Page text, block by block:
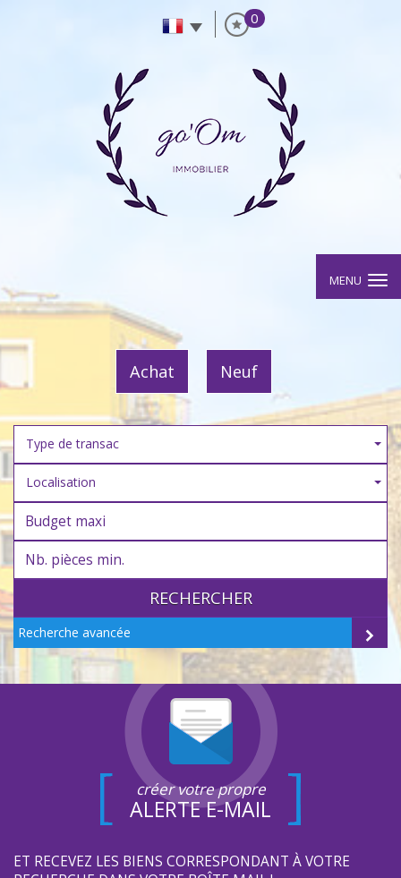
0
MENU
Achat Neuf
Type de transac
Localisation
RECHERCHER
Recherche avancée
créer votre propre
ALERTE E-MAIL
ET RECEVEZ LES BIENS CORRESPONDANT À VOTRE